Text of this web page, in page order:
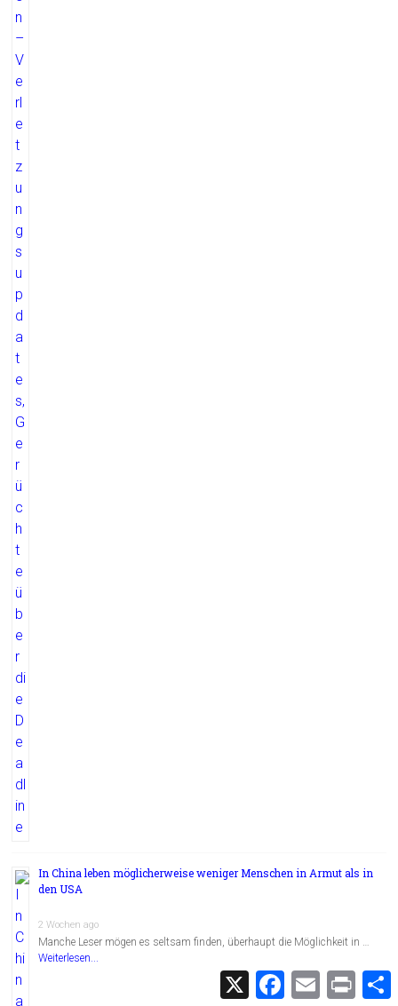
In China leben möglicherweise weniger Menschen in Armut als in
den USA
2 Wochen ago
Manche Leser mögen es seltsam finden, überhaupt die Möglichkeit in …
Weiterlesen...
X
F
E
m
P